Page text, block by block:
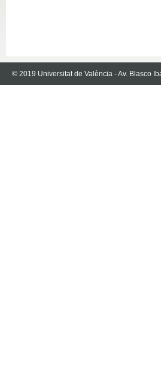
© 2019 Universitat de València - Av. Blasco